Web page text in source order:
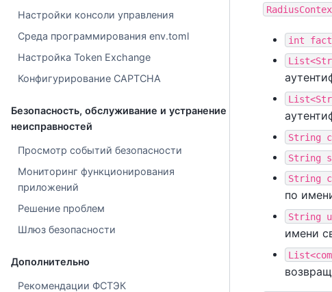
Настройки консоли управления
Среда программирования env.toml
Настройка Token Exchange
Конфигурирование CAPTCHA
Безопасность, обслуживание и устранение
неисправностей
Просмотр событий безопасности
Мониторинг функционирования
приложений
Решение проблем
Шлюз безопасности
Дополнительно
Рекомендации ФСТЭК
int
String
String
String
по
String
имени